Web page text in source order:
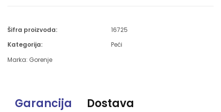
Šifra proizvoda:
16725
Kategorija:
Peći
Marka: Gorenje
Garancija Dostava